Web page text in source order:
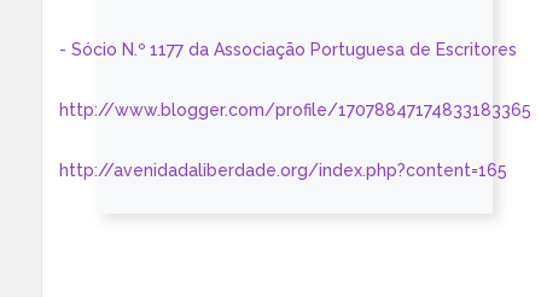
- Sócio N.º 1177 da Associação Portuguesa de Escritores
http://www.blogger.com/profile/17078847174833183365
http://avenidadaliberdade.org/index.php?content=165